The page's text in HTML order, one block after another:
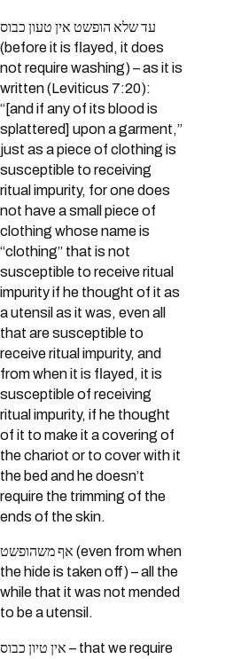
עד שלא הופשט אין טעון כבוס
(before it is flayed, it does
not require washing) – as it is
written (Leviticus 7:20):
“[and if any of its blood is
splattered] upon a garment,”
just as a piece of clothing is
susceptible to receiving
ritual impurity, for one does
not have a small piece of
clothing whose name is
“clothing” that is not
susceptible to receive ritual
impurity if he thought of it as
a utensil as it was, even all
that are susceptible to
receive ritual impurity, and
from when it is flayed, it is
susceptible of receiving
ritual impurity, if he thought
of it to make it a covering of
the chariot or to cover with it
the bed and he doesn’t
require the trimming of the
ends of the skin.
אף משהופשט (even from when
the hide is taken off) – all the
while that it was not mended
to be a utensil.
אין טיון כבוס – that we require